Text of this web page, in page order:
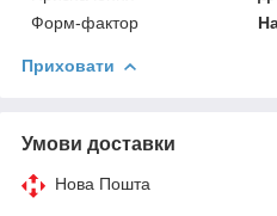
Форм-фактор
Приховати
Умови доставки
Нова Пошта